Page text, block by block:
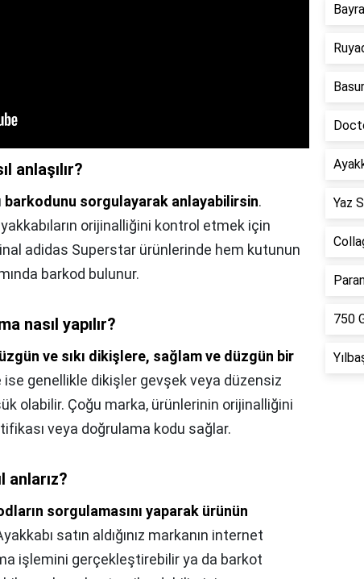
anlaşılır?
barkodunu sorgulayarak anlayabilirsin.
orijinalliğini kontrol etmek için
adidas Superstar ürünlerinde hem kutunun
barkod bulunur.
nasıl yapılır?
ve sıkı dikişlere, sağlam ve düzgün bir
ise genellikle dikişler gevşek veya düzensiz
olabilir. Çoğu marka, ürünlerinin orijinalliğini
veya doğrulama kodu sağlar.
anlarız?
sorgulamasını yaparak ürünün
satın aldığınız markanın internet
işlemini gerçekleştirebilir ya da barkot
Yaz
750